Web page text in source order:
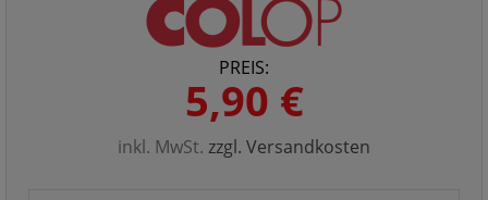
PREIS:
5,90 €
inkl. MwSt. zzgl. Versandkosten